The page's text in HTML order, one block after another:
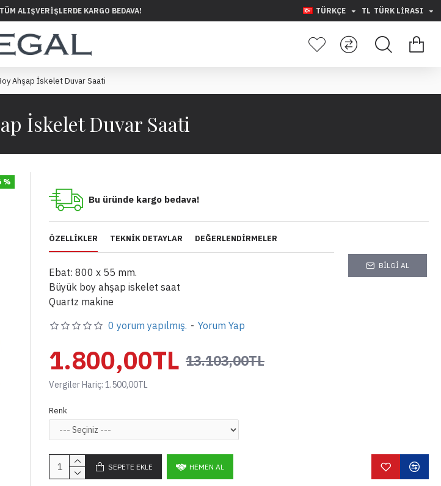
ALIŞVERIŞLERDE KARGO BEDAVA! TÜRKÇE TL TÜRK LIRASI
Ahşap İskelet Duvar Saati
İskelet Duvar Saati
%
ÖZELLIKLER TEKNIK DETAYLAR DEĞERLENDIRMELER
Ebat: 800 x 55 mm.
Büyük boy ahşap iskelet saat
Quartz makine
BILGI AL
Bu üründe kargo bedava!
0 yorum yapılmış. - Yorum Yap
1.800,00TL 13.103,00TL
Vergiler Hariç: 1.500,00TL
Renk
SEPETE EKLE HEMEN AL